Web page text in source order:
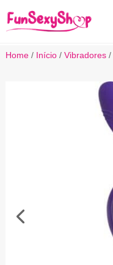
Home/ Início/ Vibradores/